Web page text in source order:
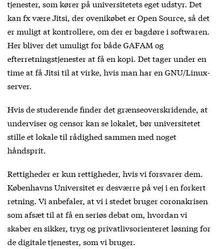
tjenester, som kører på universitetets eget udstyr. Det
kan fx være Jitsi, der ovenikøbet er Open Source, så det
er muligt at kontrollere, om der er bagdøre i softwaren.
Her bliver det umuligt for både GAFAM og
efterretningstjenester at få en kopi. Det tager under en
time at få Jitsi til at virke, hvis man har en GNU/Linux-
server.
Hvis de studerende finder det grænseoverskridende, at
underviser og censor kan se lokalet, bør universitetet
stille et lokale til rådighed sammen med noget
håndsprit.
Rettigheder er kun rettigheder, hvis vi forsvarer dem.
Københavns Universitet er desværre på vej i en forkert
retning. Vi anbefaler, at vi i stedet bruger coronakrisen
som afsæt til at få en seriøs debat om, hvordan vi
skaber en sikker, tryg og privatlivsorienteret løsning for
de digitale tjenester, som vi bruger.